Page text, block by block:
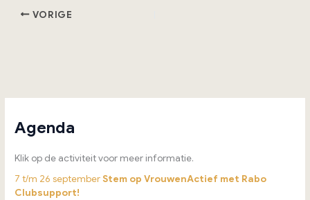
VORIGE
Agenda
Klik op de activiteit voor meer informatie.
7 t/m 26 septemberStem op VrouwenActief met Rabo
Clubsupport!